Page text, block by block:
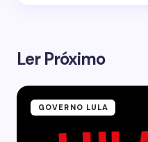
Ler Próximo
GOVERNO LULA